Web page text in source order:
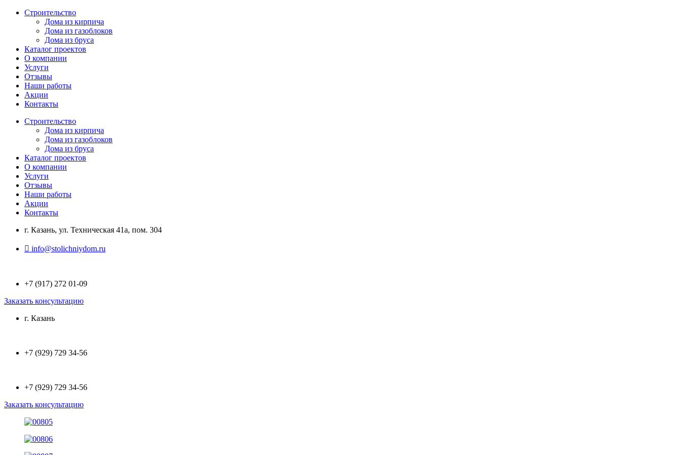
Перейти
содержимому
Строительство
Дома из кирпича
Дома из газоблоков
Дома из бруса
Каталог проектов
О компании
Услуги
Отзывы
Наши работы
Акции
Контакты
Строительство
Дома из кирпича
Дома из газоблоков
Дома из бруса
Каталог проектов
О компании
Услуги
Отзывы
Наши работы
Акции
Контакты
г. Казань, ул. Техническая 41а, пом. 304
info@stolichniydom.ru
+7 (917) 272 01-09
Заказать консультацию
г. Казань
+7 (929) 729 34-56
+7 (929) 729 34-56
Заказать консультацию